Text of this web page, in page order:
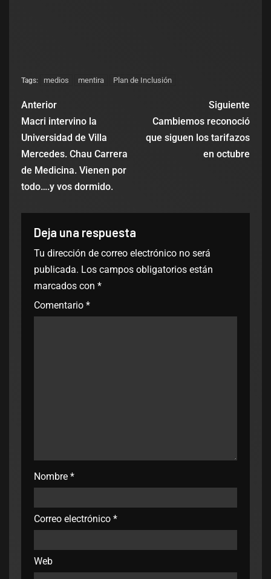
Tags: medios mentira Plan de Inclusión
Anterior
Macri intervino la
Universidad de Villa
Mercedes. Chau Carrera
de Medicina. Vienen por
todo….y vos dormido.
Siguiente
Cambiemos reconoció
que siguen los tarifazos
en octubre
Deja una respuesta
Tu dirección de correo electrónico no será
publicada. Los campos obligatorios están
marcados con *
Comentario *
Nombre *
Correo electrónico *
Web